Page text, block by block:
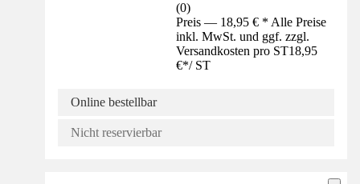
(0)
Preis — 18,95 € * Alle Preise
inkl. MwSt. und ggf. zzgl.
Versandkosten pro ST18,95
€*/ ST
Online bestellbar
Nicht reservierbar